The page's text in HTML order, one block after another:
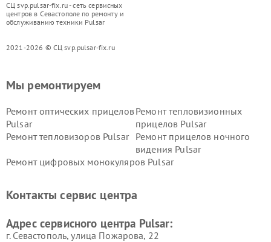
СЦ svp.pulsar-fix.ru - сеть сервисных
центров в Севастополе по ремонту и
обслуживанию техники Pulsar
2021-2026 © СЦ svp.pulsar-fix.ru
Мы ремонтируем
Ремонт оптических прицелов
Pulsar
Ремонт тепловизионных
прицелов Pulsar
Ремонт тепловизоров Pulsar
Ремонт прицелов ночного
видения Pulsar
Ремонт цифровых монокуляров Pulsar
Контакты сервис центра
Адрес сервисного центра Pulsar:
г. Севастополь, улица Пожарова, 22